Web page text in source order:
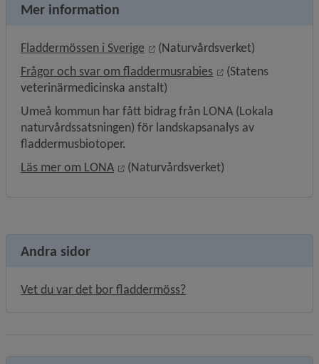
Mer information
Fladdermössen i Sverige Länk till annan webbplats,
(Naturvårdsverket)
Frågor och svar om fladdermusrabies
Länk till annan
(Statens
veterinärmedicinska anstalt)
Umeå kommun har fått bidrag från LONA (Lokala
naturvårds­satsningen) för landskapsanalys av
fladdermus­biotoper.
Läs mer om LONA
Länk till annan webbplats, öppnas i
(Naturvårdsverket)
Andra sidor
Vet du var det bor fladdermöss?